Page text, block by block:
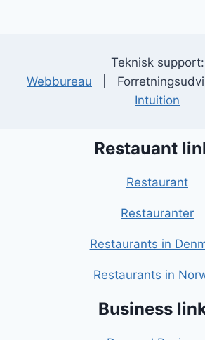
Teknisk support:
Webbureau |
Intuition
Restauant
Restaurant
Restauranter
Restaurants in
Restaurants in
Business